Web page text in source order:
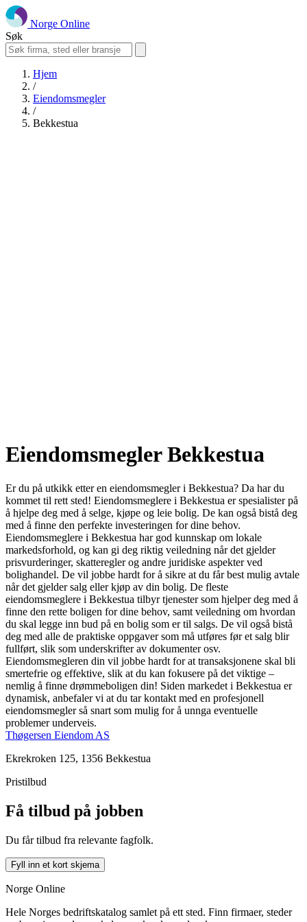
Norge Online
Søk
Hjem
/
Eiendomsmegler
/
Bekkestua
Eiendomsmegler Bekkestua
Er du på utkikk etter en eiendomsmegler i Bekkestua? Da har du
kommet til rett sted! Eiendomsmeglere i Bekkestua er spesialister på
å hjelpe deg med å selge, kjøpe og leie bolig. De kan også bistå deg
med å finne den perfekte investeringen for dine behov.
Eiendomsmeglere i Bekkestua har god kunnskap om lokale
markedsforhold, og kan gi deg riktig veiledning når det gjelder
prisvurderinger, skatteregler og andre juridiske aspekter ved
bolighandel. De vil jobbe hardt for å sikre at du får best mulig avtale
når det gjelder salg eller kjøp av din bolig. De fleste
eiendomsmeglere i Bekkestua tilbyr tjenester som hjelper deg med å
finne den rette boligen for dine behov, samt veiledning om hvordan
du skal legge inn bud på en bolig som er til salgs. De vil også bistå
deg med alle de praktiske oppgaver som må utføres før et salg blir
fullført, slik som underskrifter av dokumenter osv.
Eiendomsmegleren din vil jobbe hardt for at transaksjonene skal bli
smertefrie og effektive, slik at du kan fokusere på det viktige –
nemlig å finne drømmeboligen din! Siden markedet i Bekkestua er
dynamisk, anbefaler vi at du tar kontakt med en profesjonell
eiendomsmegler så snart som mulig for å unnga eventuelle
problemer underveis.
Thøgersen Eiendom AS
Ekrekroken 125, 1356 Bekkestua
Pristilbud
Få tilbud på jobben
Du får tilbud fra relevante fagfolk.
Fyll inn et kort skjema
Norge Online
Hele Norges bedriftskatalog samlet på ett sted. Finn firmaer, steder